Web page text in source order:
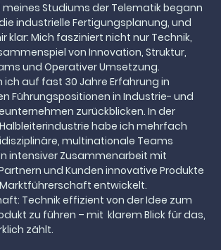
Studiums der Telematik begann
industrielle Fertigungsplanung, und
klar: Mich fasziniert nicht nur Technik,
von Innovation, Struktur,
und Operativer Umsetzung.
ich auf fast 30 Jahre Erfahrung in
Führungspositionen in Industrie- und
zurückblicken. In der
habe ich mehrfach
multinationale Teams
intensiver Zusammenarbeit mit
und Kunden innovative Produkte
entwickelt.
Technik effizient von der Idee zum
zu führen – mit klarem Blick für das,
zählt.